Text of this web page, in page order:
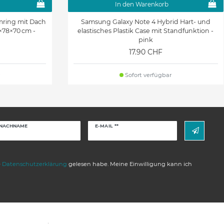
mit Dach
cm -
In den Warenkorb
Samsung Galaxy Note 4 Hybrid Hart- und
elastisches Plastik Case mit Standfunktion -
pink
17.90 CHF
Sofort verfügbar
E-MAIL **
Newsletter
Daten­schutz­erklärung gelesen habe. Meine Einwilligung kann ich